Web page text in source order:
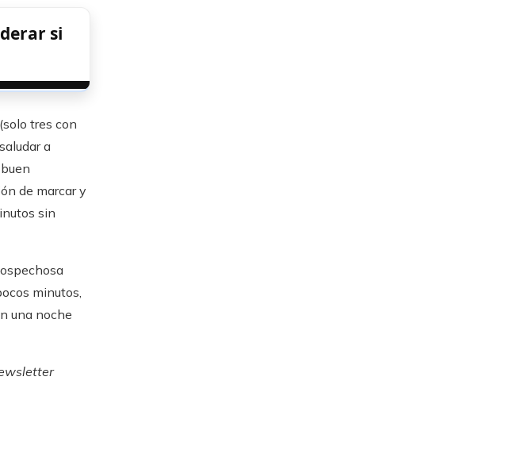
si
tres con
a
de marcar y
sin
minutos,
una noche